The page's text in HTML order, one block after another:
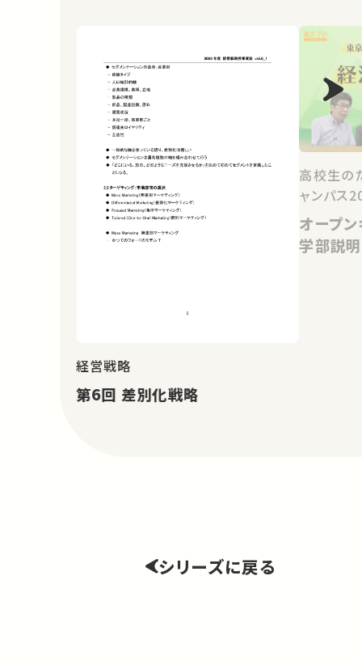
経営戦略
第6回 差別化戦略
高校生の
ャンパス
オープ
学部説
シリーズに戻る